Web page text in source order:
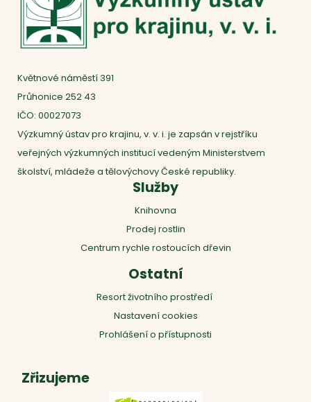
Květnové náměstí 391
Průhonice 252 43
IČO: 00027073
Výzkumný ústav pro krajinu, v. v. i. je zapsán v rejstříku
veřejných výzkumných institucí vedeným Ministerstvem
školství, mládeže a tělovýchovy České republiky.
Služby
Knihovna
Prodej rostlin
Centrum rychle rostoucích dřevin
Ostatní
Resort životního prostředí
Nastavení cookies
Prohlášení o přístupnosti
Zřizujeme